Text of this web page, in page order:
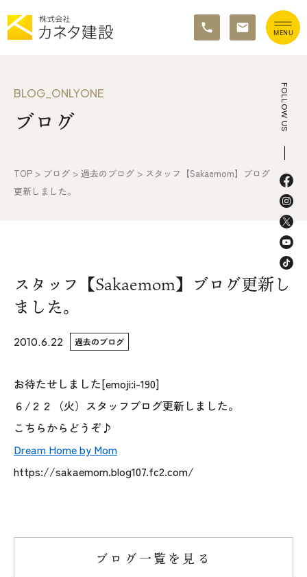
イベント情報
施工の流れ&アフターサポート
不動産情報
WoodStrucX™（ウッドストラクス™）
ISSH糸魚川住宅認定基準
会社案内
モデルハウス
FOLLOW US
BLOG_ONLYONE
ブログ
TOP > ブログ > 過去のブログ > スタッフ【Sakaemom】ブログ
更新しました。
スタッフ【Sakaemom】ブログ更新し
ました。
2010.6.22 過去のブログ
お待たせしました[emoji:i-190]
６/２２（火）スタッフブログ更新しました。
こちらからどうぞ♪
Dream Home by Mom
https://sakaemom.blog107.fc2.com/
ブログ一覧を見る